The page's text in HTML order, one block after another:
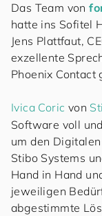
Das Team von
hatte ins Sofitel
Jens Plattfaut,
exzellente
Phoenix Contact
Ivica Coric von
Software voll
um den
Stibo Systems
Hand in Hand
jeweiligen
abgestimmte